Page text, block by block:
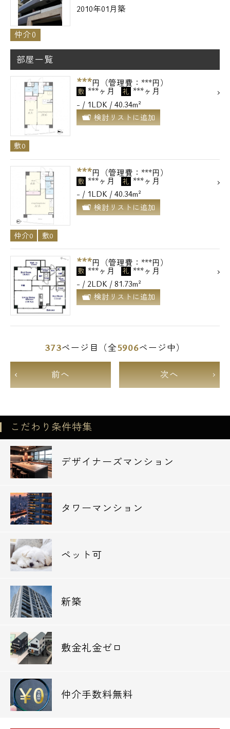
2010年01月築
仲介0
部屋一覧
***円（管理費：***円）
敷 ***ヶ月 礼 ***ヶ月
- / 1LDK / 40.34m²
検討リストに追加
敷0
***円（管理費：***円）
敷 ***ヶ月 礼 ***ヶ月
- / 1LDK / 40.34m²
検討リストに追加
仲介0 敷0
***円（管理費：***円）
敷 ***ヶ月 礼 ***ヶ月
- / 2LDK / 81.73m²
検討リストに追加
373ページ目（全5906ページ中）
前へ 次へ
こだわり条件特集
デザイナーズマンション
タワーマンション
ペット可
新築
敷金礼金ゼロ
仲介手数料無料